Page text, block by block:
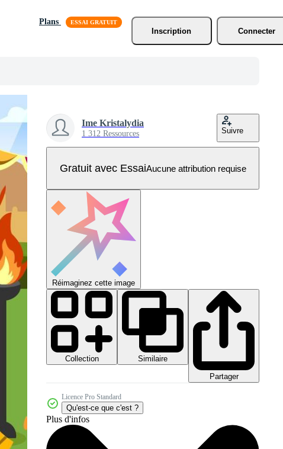
Plans
Inscription
Connecter
Ime Kristalydia
1 312 Ressources Suivre
Gratuit avec EssaiAucune attribution requise
Réimaginez cette image
Collection
Similaire
Partager
Licence Pro Standard
Qu'est-ce que c'est ?
Plus d'infos